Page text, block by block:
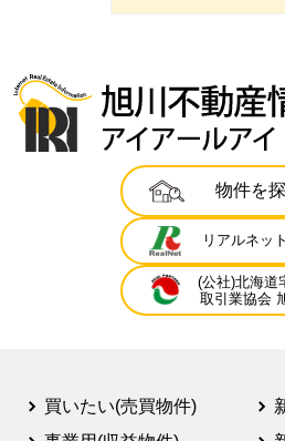
物件を
リアルネッ
(公社)北海道
取引業協会
買いたい(売買物件)